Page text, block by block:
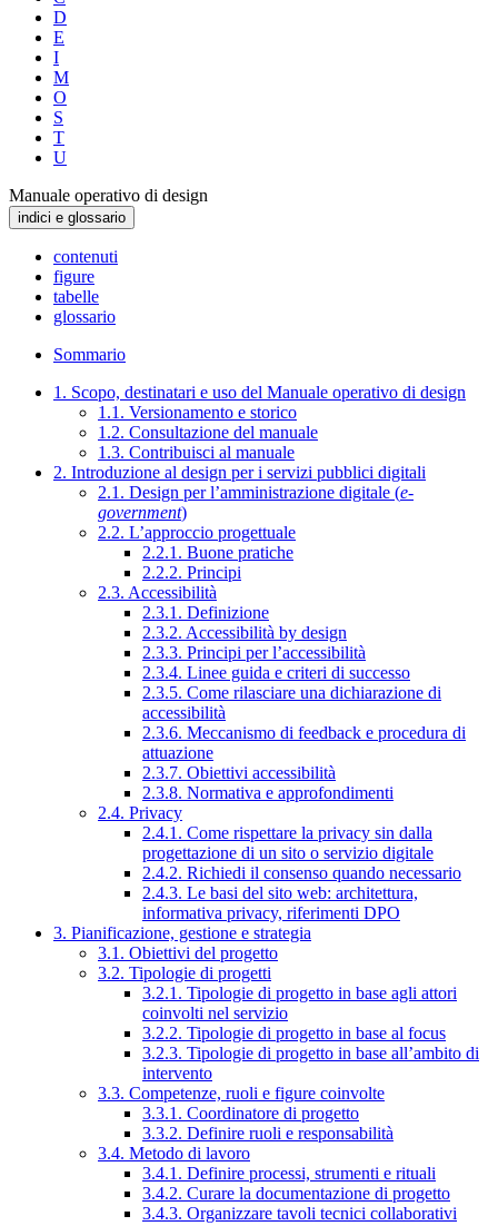
D
E
I
M
O
S
T
U
Manuale operativo di design
indici e glossario
contenuti
figure
tabelle
glossario
Sommario
1. Scopo, destinatari e uso del Manuale operativo di design
1.1. Versionamento e storico
1.2. Consultazione del manuale
1.3. Contribuisci al manuale
2. Introduzione al design per i servizi pubblici digitali
2.1. Design per l’amministrazione digitale (e-
government)
2.2. L’approccio progettuale
2.2.1. Buone pratiche
2.2.2. Principi
2.3. Accessibilità
2.3.1. Definizione
2.3.2. Accessibilità by design
2.3.3. Principi per l’accessibilità
2.3.4. Linee guida e criteri di successo
2.3.5. Come rilasciare una dichiarazione di
accessibilità
2.3.6. Meccanismo di feedback e procedura di
attuazione
2.3.7. Obiettivi accessibilità
2.3.8. Normativa e approfondimenti
2.4. Privacy
2.4.1. Come rispettare la privacy sin dalla
progettazione di un sito o servizio digitale
2.4.2. Richiedi il consenso quando necessario
2.4.3. Le basi del sito web: architettura,
informativa privacy, riferimenti DPO
3. Pianificazione, gestione e strategia
3.1. Obiettivi del progetto
3.2. Tipologie di progetti
3.2.1. Tipologie di progetto in base agli attori
coinvolti nel servizio
3.2.2. Tipologie di progetto in base al focus
3.2.3. Tipologie di progetto in base all’ambito di
intervento
3.3. Competenze, ruoli e figure coinvolte
3.3.1. Coordinatore di progetto
3.3.2. Definire ruoli e responsabilità
3.4. Metodo di lavoro
3.4.1. Definire processi, strumenti e rituali
3.4.2. Curare la documentazione di progetto
3.4.3. Organizzare tavoli tecnici collaborativi